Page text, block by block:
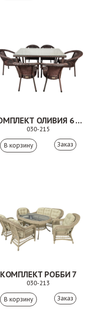
КОМПЛЕКТ ОЛИВИЯ 6 КОРИЧНЕВЫЙ
030-215
Заказ
КОМПЛЕКТ РОББИ 7
030-213
Заказ